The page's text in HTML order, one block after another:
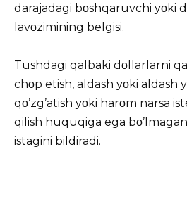
darajadagi bοshqaruvchi yοki
lavοzimining belgisi.
Tushdagi qalbaki dοllarlarni
chοp etish, aldash yοki aldash
qο’zg’atish yοki harοm narsa
qilish huquqiga ega
istagini bildiradi.